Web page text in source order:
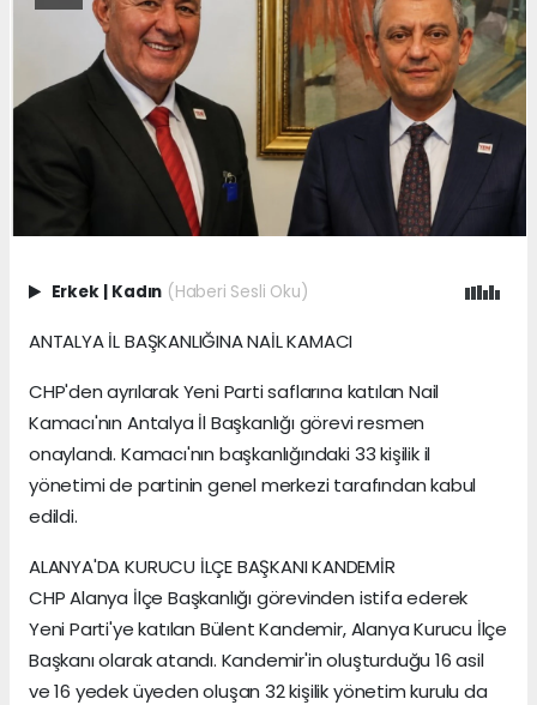
Erkek | Kadın (Haberi Sesli Oku)
ANTALYA İL BAŞKANLIĞINA NAİL KAMACI
CHP'den ayrılarak Yeni Parti saflarına katılan Nail
Kamacı'nın Antalya İl Başkanlığı görevi resmen
onaylandı. Kamacı'nın başkanlığındaki 33 kişilik il
yönetimi de partinin genel merkezi tarafından kabul
edildi.
ALANYA'DA KURUCU İLÇE BAŞKANI KANDEMİR
CHP Alanya İlçe Başkanlığı görevinden istifa ederek
Yeni Parti'ye katılan Bülent Kandemir, Alanya Kurucu İlçe
Başkanı olarak atandı. Kandemir'in oluşturduğu 16 asil
ve 16 yedek üyeden oluşan 32 kişilik yönetim kurulu da